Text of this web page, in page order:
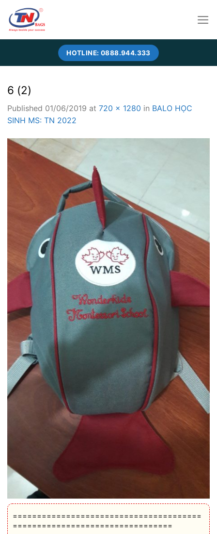
content
HOTLINE: 0888.944.333
6 (2)
Published 01/06/2019 at 720 × 1280 in BALO HỌC
SINH MS: TN 2022
=======================================
=================================